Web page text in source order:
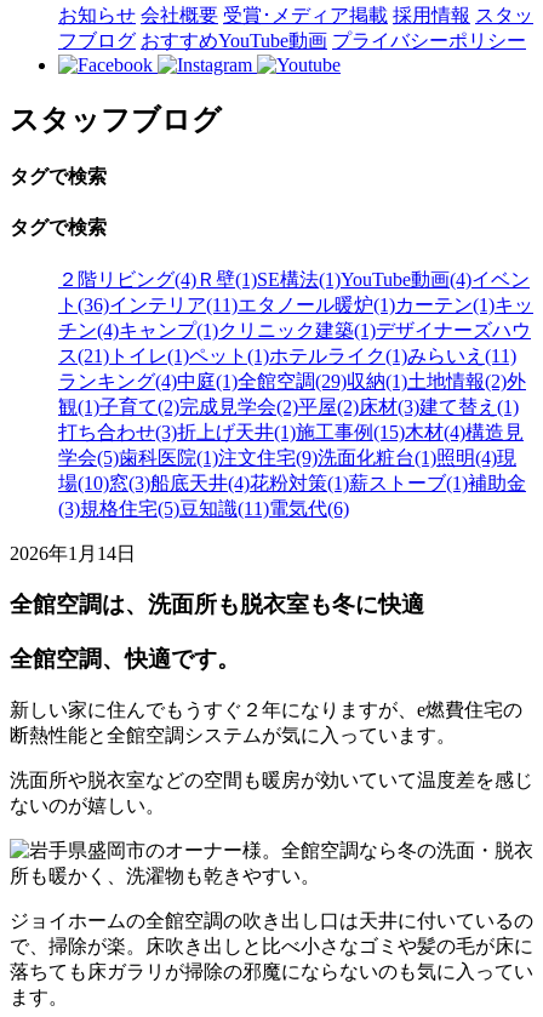
お知らせ 会社概要 受賞･メディア掲載 採用情報 スタッ
フブログ おすすめYouTube動画 プライバシーポリシー
スタッフブログ
タグで検索
タグで検索
２階リビング(4) Ｒ壁(1)SE構法(1)YouTube動画(4)イベン
ト(36)インテリア(11)エタノール暖炉(1)カーテン(1)キッ
チン(4)キャンプ(1)クリニック建築(1)デザイナーズハウ
ス(21) トイレ(1)ペット(1)ホテルライク(1)みらいえ(11)
ランキング(4)中庭(1)全館空調(29)収納(1)土地情報(2)外
観(1)子育て(2)完成見学会(2)平屋(2)床材(3)建て替え(1)
打ち合わせ(3)折上げ天井(1)施工事例(15)木材(4)構造見
学会(5)歯科医院(1)注文住宅(9)洗面化粧台(1)照明(4)現
場(10)窓(3)船底天井(4)花粉対策(1)薪ストーブ(1)補助金
(3)規格住宅(5)豆知識(11)電気代(6)
2026年1月14日
全館空調は、洗面所も脱衣室も冬に快適
全館空調、快適です。
新しい家に住んでもうすぐ２年になりますが、e燃費住宅の
断熱性能と全館空調システムが気に入っています。
洗面所や脱衣室などの空間も暖房が効いていて温度差を感じ
ないのが嬉しい。
ジョイホームの全館空調の吹き出し口は天井に付いているの
で、掃除が楽。床吹き出しと比べ小さなゴミや髪の毛が床に
落ちても床ガラリが掃除の邪魔にならないのも気に入ってい
ます。